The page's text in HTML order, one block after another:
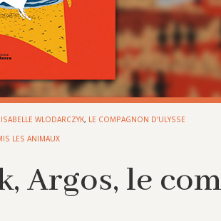
ISABELLE WLODARCZYK, LE COMPAGNON D’ULYSSE
LES ANIMAUX
Argos, le